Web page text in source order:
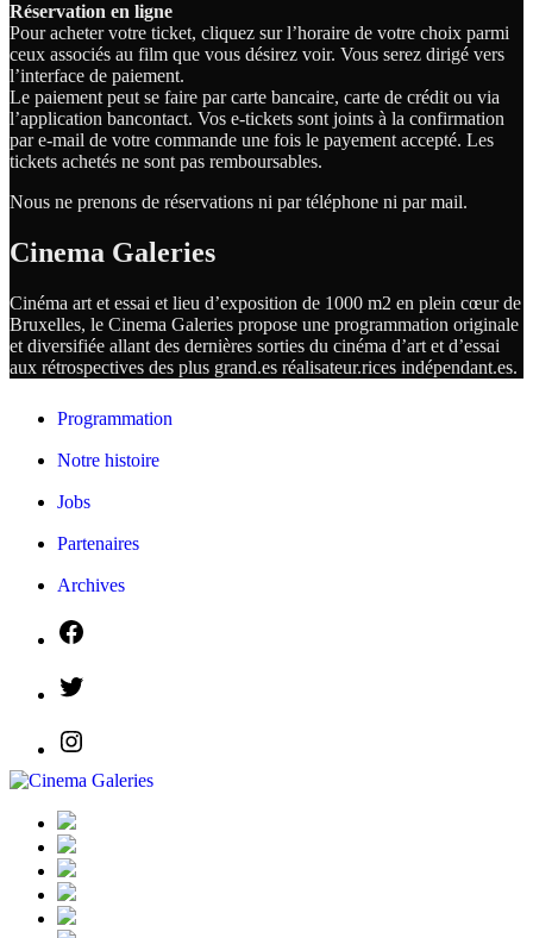
Réservation en ligne
Pour acheter votre ticket, cliquez sur l’horaire de votre choix parmi
ceux associés au film que vous désirez voir. Vous serez dirigé vers
l’interface de paiement.
Le paiement peut se faire par carte bancaire, carte de crédit ou via
l’application bancontact. Vos e-tickets sont joints à la confirmation
par e-mail de votre commande une fois le payement accepté. Les
tickets achetés ne sont pas remboursables.
Nous ne prenons de réservations ni par téléphone ni par mail.
Cinema Galeries
Cinéma art et essai et lieu d’exposition de 1000 m2 en plein cœur de
Bruxelles, le Cinema Galeries propose une programmation originale
et diversifiée allant des dernières sorties du cinéma d’art et d’essai
aux rétrospectives des plus grand.es réalisateur.rices indépendant.es.
Programmation
Notre histoire
Jobs
Partenaires
Archives